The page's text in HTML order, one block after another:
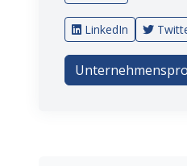
LinkedIn